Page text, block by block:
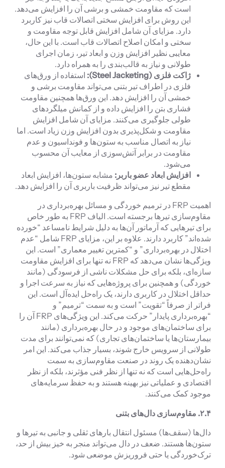
است که مقاومت خمشی و برشی آن را افزایش می‌دهد.
این روش برای افزایش سختی اتصالات قاب نیز کاربرد
دارد. مزایای آن شامل افزایش قابل توجه مقاومت و
سختی و امکان اصلاح اتصالات قاب است. با این حال،
معایبی نظیر افزایش وزن و ابعاد تیر، زمان اجرای
طولانی و نیاز به قالب‌بندی را به همراه دارد.
ژاکت فلزی (Steel Jacketing
): استفاده از ورق‌های
فلزی در اطراف تیر بتنی می‌تواند مقاومت برشی و
خمشی آن را افزایش دهد. این ورق‌ها همچنین مقاومت
فشاری بتن را افزایش داده و از کمانش میلگردهای
طولی جلوگیری می‌کنند. مزایای آن شامل افزایش
مقاومت و شکل‌پذیری بدون افزایش وزن زیاد است. اما
نیاز به اتصال مناسب به ستون‌ها و فونداسیون و عدم
مقاومت در برابر آتش‌سوزی از معایب آن محسوب
می‌شود.
افزایش ابعاد عضو باربر: مشابه ستون‌ها، افزایش ابعاد
مقطع تیر نیز می‌تواند ظرفیت باربری آن را افزایش دهد.
اهمیت FRP در ترمیم خوردگی و مسائل بهره‌برداری در
مقاوم‌سازی تیرها برجسته است. الیاف FRP به طور خاص
برای تیرهایی که آرماتور آن‌ها به دلیل شرایط نامساعد “خورده
شده‌اند” کاربرد دارند. علاوه بر این، مزایای FRP شامل “عدم
اختلال در بهره‌برداری” و “کمترین تغییر معماری” است. این
ویژگی‌ها نشان می‌دهد که FRP نه تنها برای افزایش مقاومت
سازه‌ای، بلکه برای حل مشکلات ناشی از فرسودگی (مانند
خوردگی) و همچنین برای پروژه‌هایی که نیاز به سرعت اجرا و
حداقل اختلال در کاربری دارند، یک راه‌حل ایده‌آل است. این
فراتر از صرفاً “تقویت” است و به سمت “ترمیم” و
“بهره‌برداری پایدار” حرکت می‌کند. این ویژگی‌های FRP آن را
برای ساختمان‌های موجود و در حال بهره‌برداری (مانند
بیمارستان‌ها یا ساختمان‌های تجاری) که نمی‌توانند برای مدت
طولانی از سرویس خارج شوند، بسیار جذاب می‌کند. این امر
نشان‌دهنده یک روند در صنعت مقاوم‌سازی به سمت
راه‌حل‌هایی است که نه تنها از نظر فنی مؤثرند، بلکه از نظر
اقتصادی و عملیاتی نیز بهینه هستند و به حفظ سرمایه‌های
موجود کمک می‌کنند.
۲.۴. مقاوم‌سازی دال‌های بتنی
دال‌ها (سقف‌ها) مسئول انتقال بارهای ثقلی و جانبی به تیرها و
ستون‌ها هستند. ضعف در دال می‌تواند منجر به خیز بیش از حد،
ترک‌خوردگی یا حتی فروریزش موضعی شود.